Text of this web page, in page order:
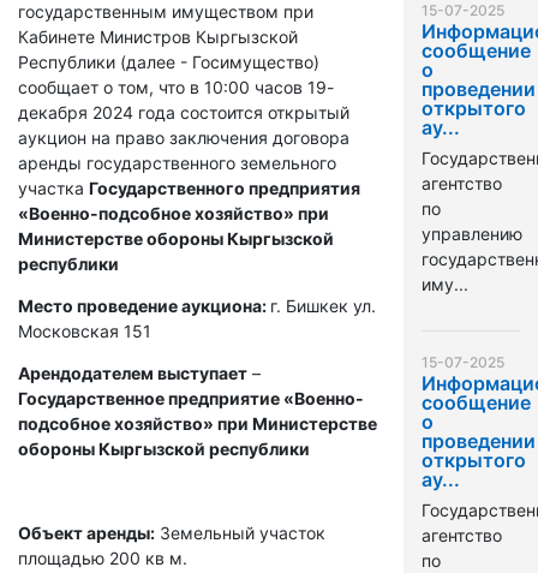
государственным имуществом при
Кабинете Министров Кыргызской
Республики (далее - Госимущество)
сообщает о том, что в 10:00 часов 19-
декабря 2024 года состоится открытый
аукцион на право заключения договора
аренды государственного земельного
участка Государственного предприятия
«Военно-подсобное хозяйство» при
Министерстве обороны Кыргызской
республики
Место проведение аукциона: г. Бишкек ул.
Московская 151
Арендодателем выступает –
Государственное предприятие «Военно-
подсобное хозяйство» при Министерстве
обороны Кыргызской республики
Объект аренды: Земельный участок
площадью 200 кв м.
15-07-2025
сообщение
о
проведении
открытого
ау...
агентство
по
управлению
иму...
15-07-2025
сообщение
о
проведении
открытого
ау...
агентство
по